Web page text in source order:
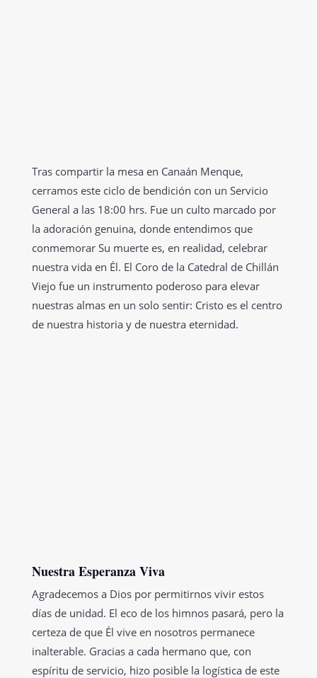
Tras compartir la mesa en Canaán Menque,
cerramos este ciclo de bendición con un Servicio
General a las 18:00 hrs. Fue un culto marcado por
la adoración genuina, donde entendimos que
conmemorar Su muerte es, en realidad, celebrar
nuestra vida en Él. El Coro de la Catedral de Chillán
Viejo fue un instrumento poderoso para elevar
nuestras almas en un solo sentir: Cristo es el centro
de nuestra historia y de nuestra eternidad.
Nuestra Esperanza Viva
Agradecemos a Dios por permitirnos vivir estos
días de unidad. El eco de los himnos pasará, pero la
certeza de que Él vive en nosotros permanece
inalterable. Gracias a cada hermano que, con
espíritu de servicio, hizo posible la logística de este